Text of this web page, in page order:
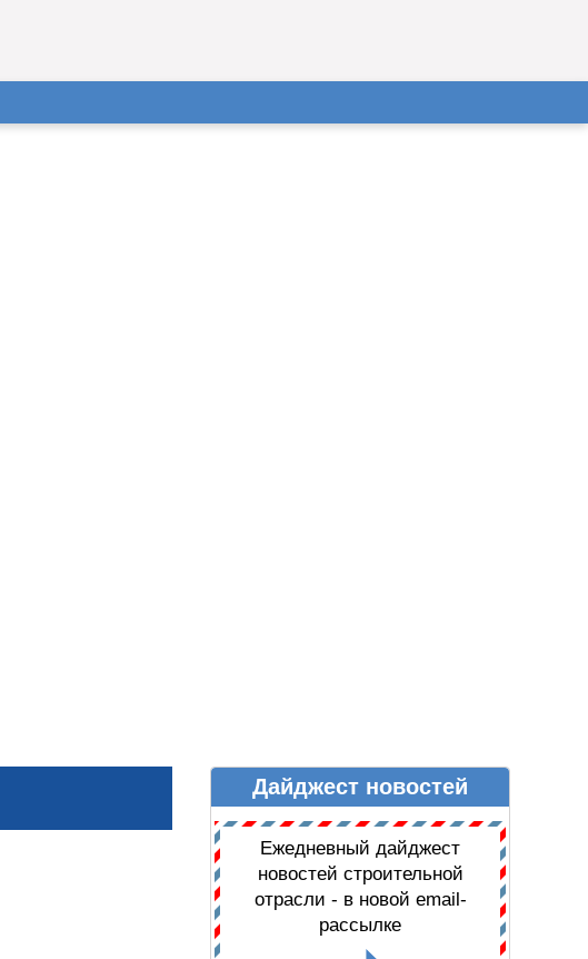
ДАЙДЖЕСТ НОВОСТЕЙДайджест новостей
Ежедневный дайджест
новостей строительной
отрасли - в новой email-
рассылке